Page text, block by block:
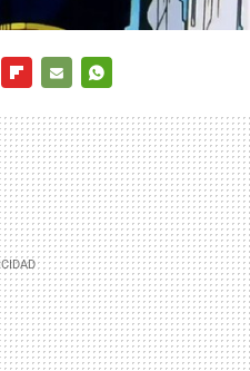
MAIL